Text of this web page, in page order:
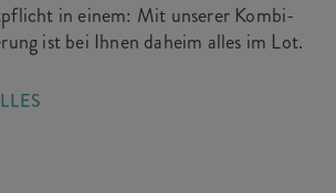
in einem: Mit unserer Kombi-
ist bei Ihnen daheim alles im Lot.